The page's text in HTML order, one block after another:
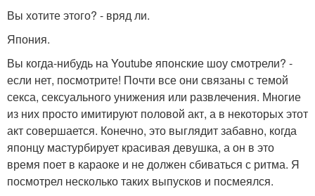
Вы хотите этого? - вряд ли.
Япония.
Вы когда-нибудь на Youtube японские шоу смотрели? -
если нет, посмотрите! Почти все они связаны с темой
секса, сексуального унижения или развлечения. Многие
из них просто имитируют половой акт, а в некоторых этот
акт совершается. Конечно, это выглядит забавно, когда
японцу мастурбирует красивая девушка, а он в это
время поет в караоке и не должен сбиваться с ритма. Я
посмотрел несколько таких выпусков и посмеялся.